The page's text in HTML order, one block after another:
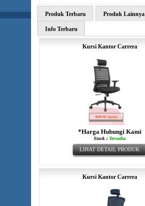
Produk Terbaru Produk Lainnya
Info Terbaru
Kursi Kantor Carrera
*Harga Hubungi Kami
Stock : Tersedia
LIHAT DETAIL PRODUK
Kursi Kantor Carrera